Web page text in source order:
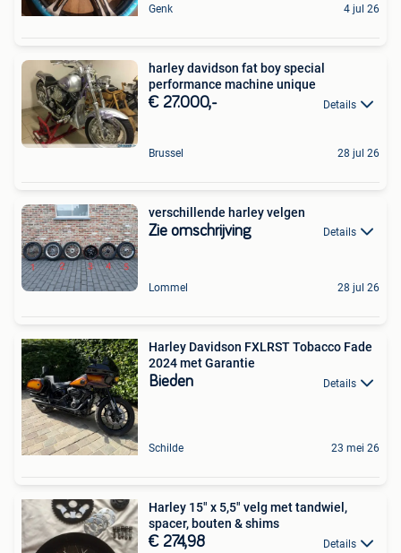
Genk 4 jul 26
harley davidson fat boy special
performance machine unique
€ 27.000,- Details
Brussel 28 jul 26
verschillende harley velgen
Zie omschrijving Details
Lommel 28 jul 26
Harley Davidson FXLRST Tobacco Fade
2024 met Garantie
Bieden Details
Schilde 23 mei 26
Harley 15" x 5,5" velg met tandwiel,
spacer, bouten & shims
€ 274,98 Details